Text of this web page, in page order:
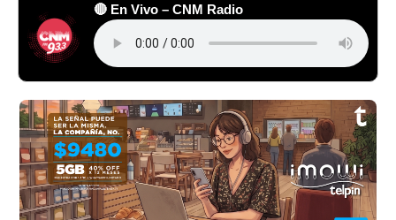
🔴 En Vivo – CNM Radio